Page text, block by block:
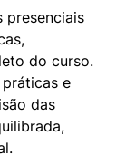
presenciais
do curso.
e
das